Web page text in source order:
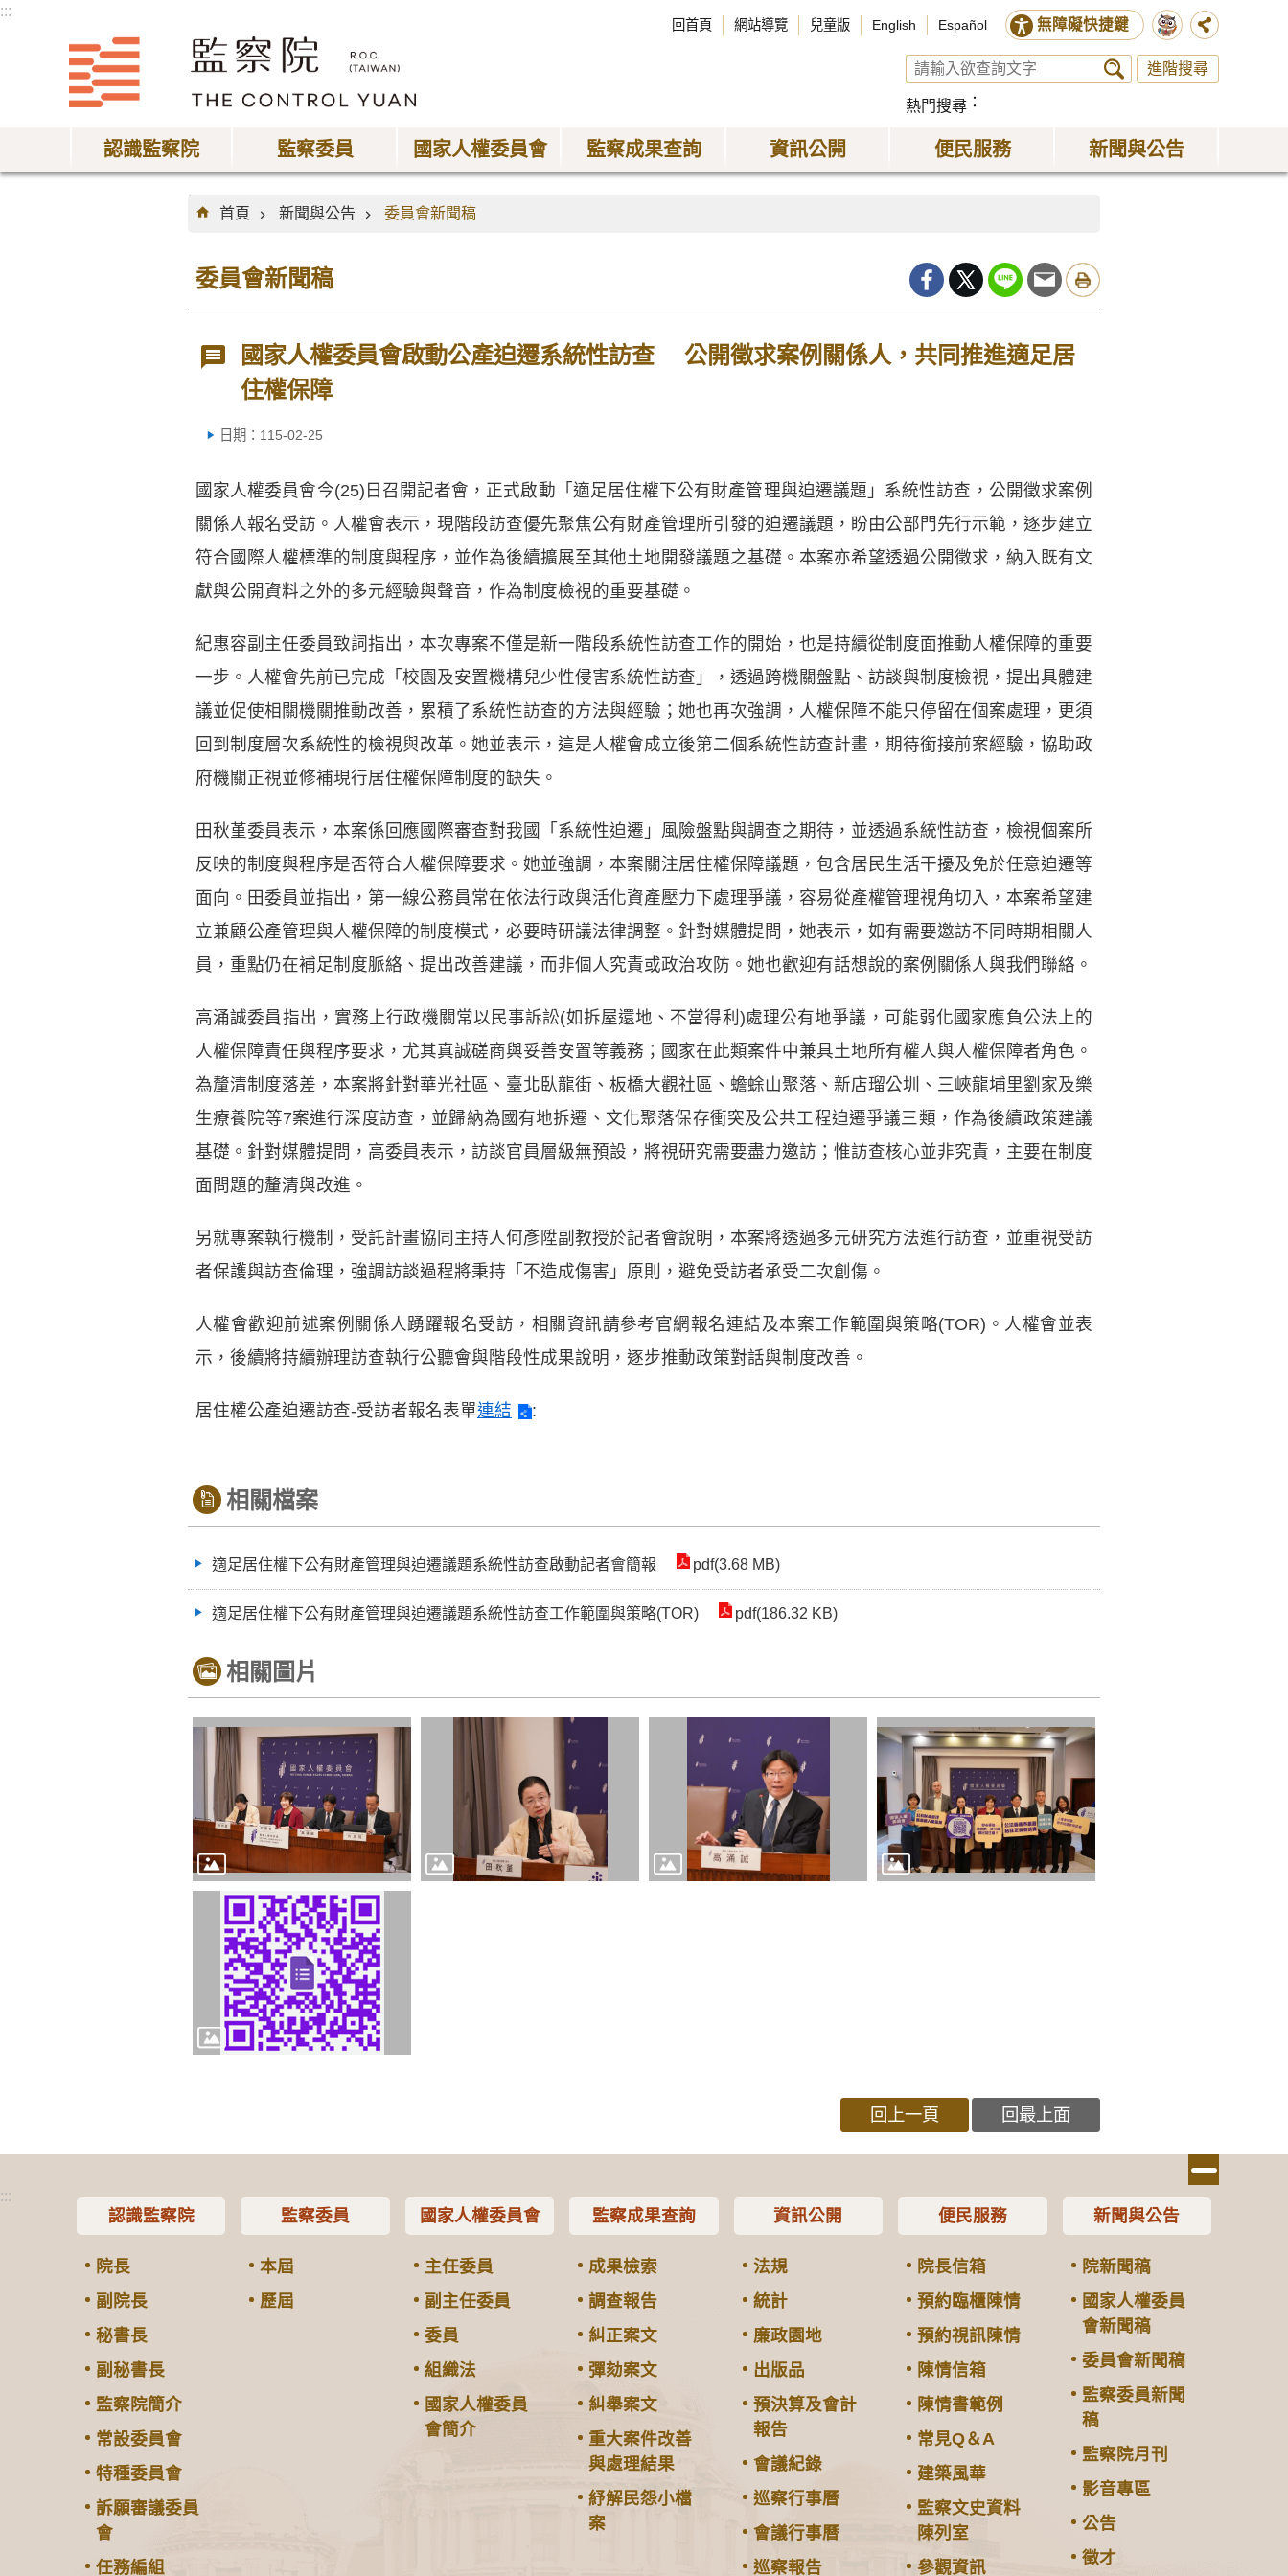
:::
回首頁 網站導覽 兒童版 English Español 無障礙快捷鍵
進階搜尋
熱門搜尋
認識監察院 監察委員 國家人權委員會 監察成果查詢 資訊公開 便民服務 新聞與公告
:::
首頁
新聞與公告 委員會新聞稿
委員會新聞稿
國家人權委員會啟動公產迫遷系統性訪查 公開徵求案例關係人，共同推進適足居
住權保障
日期：115-02-25
國家人權委員會今(25)日召開記者會，正式啟動「適足居住權下公有財產管理與迫遷議題」系統性訪查，公開徵求案例
關係人報名受訪。人權會表示，現階段訪查優先聚焦公有財產管理所引發的迫遷議題，盼由公部門先行示範，逐步建立
符合國際人權標準的制度與程序，並作為後續擴展至其他土地開發議題之基礎。本案亦希望透過公開徵求，納入既有文
獻與公開資料之外的多元經驗與聲音，作為制度檢視的重要基礎。
紀惠容副主任委員致詞指出，本次專案不僅是新一階段系統性訪查工作的開始，也是持續從制度面推動人權保障的重要
一步。人權會先前已完成「校園及安置機構兒少性侵害系統性訪查」，透過跨機關盤點、訪談與制度檢視，提出具體建
議並促使相關機關推動改善，累積了系統性訪查的方法與經驗；她也再次強調，人權保障不能只停留在個案處理，更須
回到制度層次系統性的檢視與改革。她並表示，這是人權會成立後第二個系統性訪查計畫，期待銜接前案經驗，協助政
府機關正視並修補現行居住權保障制度的缺失。
田秋堇委員表示，本案係回應國際審查對我國「系統性迫遷」風險盤點與調查之期待，並透過系統性訪查，檢視個案所
反映的制度與程序是否符合人權保障要求。她並強調，本案關注居住權保障議題，包含居民生活干擾及免於任意迫遷等
面向。田委員並指出，第一線公務員常在依法行政與活化資產壓力下處理爭議，容易從產權管理視角切入，本案希望建
立兼顧公產管理與人權保障的制度模式，必要時研議法律調整。針對媒體提問，她表示，如有需要邀訪不同時期相關人
員，重點仍在補足制度脈絡、提出改善建議，而非個人究責或政治攻防。她也歡迎有話想說的案例關係人與我們聯絡。
高涌誠委員指出，實務上行政機關常以民事訴訟(如拆屋還地、不當得利)處理公有地爭議，可能弱化國家應負公法上的
人權保障責任與程序要求，尤其真誠磋商與妥善安置等義務；國家在此類案件中兼具土地所有權人與人權保障者角色。
為釐清制度落差，本案將針對華光社區、臺北臥龍街、板橋大觀社區、蟾蜍山聚落、新店瑠公圳、三峽龍埔里劉家及樂
生療養院等7案進行深度訪查，並歸納為國有地拆遷、文化聚落保存衝突及公共工程迫遷爭議三類，作為後續政策建議
基礎。針對媒體提問，高委員表示，訪談官員層級無預設，將視研究需要盡力邀訪；惟訪查核心並非究責，主要在制度
面問題的釐清與改進。
另就專案執行機制，受託計畫協同主持人何彥陞副教授於記者會說明，本案將透過多元研究方法進行訪查，並重視受訪
者保護與訪查倫理，強調訪談過程將秉持「不造成傷害」原則，避免受訪者承受二次創傷。
人權會歡迎前述案例關係人踴躍報名受訪，相關資訊請參考官網報名連結及本案工作範圍與策略(TOR)。人權會並表
示，後續將持續辦理訪查執行公聽會與階段性成果說明，逐步推動政策對話與制度改善。
居住權公產迫遷訪查-受訪者報名表單連結 :
相關檔案
適足居住權下公有財產管理與迫遷議題系統性訪查啟動記者會簡報 pdf(3.68 MB)
適足居住權下公有財產管理與迫遷議題系統性訪查工作範圍與策略(TOR) pdf(186.32 KB)
相關圖片
回上一頁 回最上面
:::
認識監察院
院長
副院長
秘書長
副秘書長
監察院簡介
常設委員會
特種委員會
訴願審議委員
會
任務編組
監察委員
本屆
歷屆
國家人權委員會
主任委員
副主任委員
委員
組織法
國家人權委員
會簡介
監察成果查詢
成果檢索
調查報告
糾正案文
彈劾案文
糾舉案文
重大案件改善
與處理結果
紓解民怨小檔
案
資訊公開
法規
統計
廉政園地
出版品
預決算及會計
報告
會議紀錄
巡察行事曆
會議行事曆
巡察報告
便民服務
院長信箱
預約臨櫃陳情
預約視訊陳情
陳情信箱
陳情書範例
常見Q＆A
建築風華
監察文史資料
陳列室
參觀資訊
新聞與公告
院新聞稿
國家人權委員
會新聞稿
委員會新聞稿
監察委員新聞
稿
監察院月刊
影音專區
公告
徵才